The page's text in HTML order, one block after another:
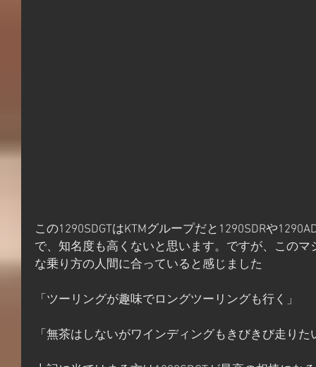
この1290SDGTはKTMグループだと1290SDRや
で、知名度も高くないと思います。ですが、この
な乗り方の人間に合っていると感じました
「ツーリングが趣味でロングツーリングも行く」
「無茶はしないがワインディングもきびきび走りた